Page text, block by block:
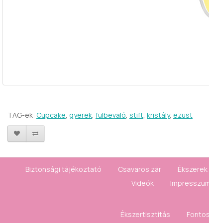
TAG-ek: Cupcake gyerek fülbevaló stift kristály, ezüst
Biztonsági tájékoztató Csavaros zár
Videók
Ékszertisztítás